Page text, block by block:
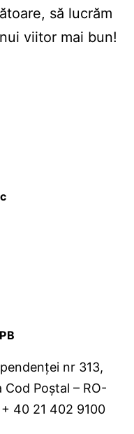
să lucrăm
viitor mai bun!
nr 313,
Poștal – RO-
40 21 402 9100